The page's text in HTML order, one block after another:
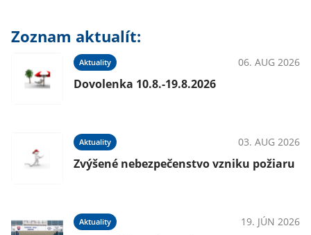
Zoznam aktualít:
Aktuality 06. AUG 2026
Dovolenka 10.8.-19.8.2026
Aktuality 03. AUG 2026
Zvýšené nebezpečenstvo vzniku požiaru
Aktuality 19. JÚN 2026